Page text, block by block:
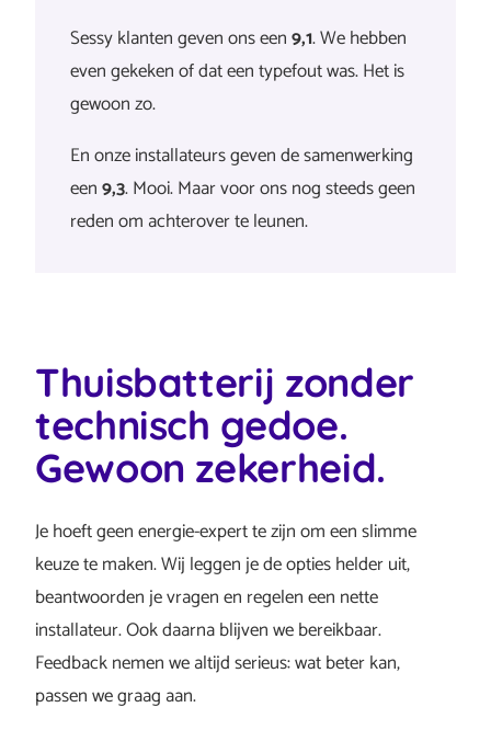
Sessy klanten geven ons een9,1. We hebben
even gekeken of dat een typefout was. Het is
gewoon zo.
En onze installateurs geven de samenwerking
een9,3. Mooi. Maar voor ons nog steeds geen
reden om achterover te leunen.
Thuisbatterij zonder
technisch gedoe.
Gewoon zekerheid.
Je hoeft geen energie-expert te zijn om een slimme
keuze te maken. Wij leggen je de opties helder uit,
beantwoorden je vragen en regelen een nette
installateur. Ook daarna blijven we bereikbaar.
Feedback nemen we altijd serieus: wat beter kan,
passen we graag aan.